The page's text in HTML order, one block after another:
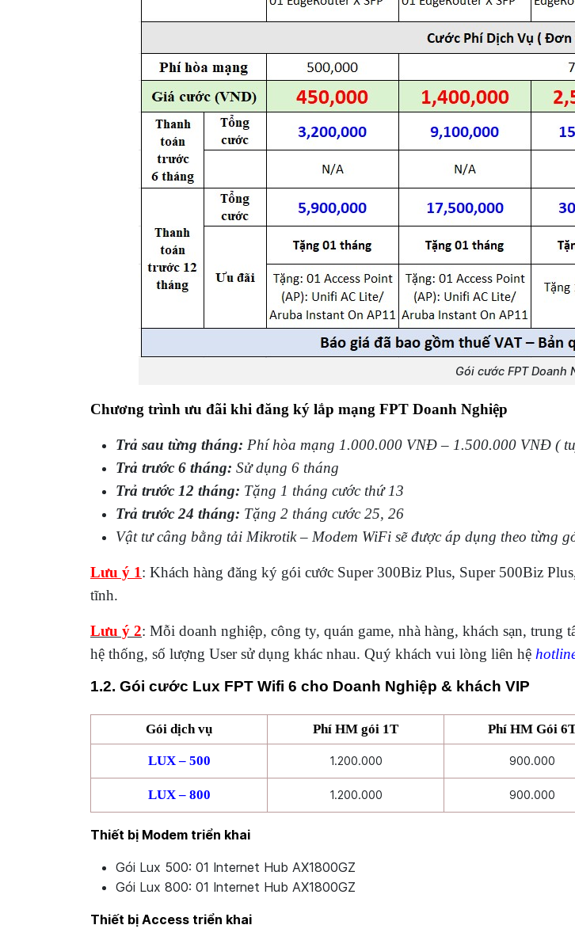
Gói cước FPT Doanh
Chương trình ưu đãi khi đăng ký lắp mạng FPT Doanh Nghiệp
Trả sau từng tháng: Phí hòa mạng 1.000.000 VNĐ – 1.500.000 VNĐ (
Trả trước 6 tháng: Sử dụng 6 tháng
Trả trước 12 tháng: Tặng 1 tháng cước thứ 13
Trả trước 24 tháng: Tặng 2 tháng cước 25, 26
Vật tư câng bằng tải Mikrotik – Modem WiFi sẽ được áp dụng theo từng
Lưu ý 1: Khách hàng đăng ký gói cước Super 300Biz Plus, Super 500Biz
tĩnh.
Lưu ý 2: Mỗi doanh nghiệp, công ty, quán game, nhà hàng, khách sạn,
hệ thống, số lượng User sử dụng khác nhau. Quý khách vui lòng liên hệ
1.2. Gói cước Lux FPT Wifi 6 cho Doanh Nghiệp & khách VIP
Gói dịch vụ Phí HM gói 1T Phí HM Gói
LUX – 500 1.200.000 900.000
LUX – 800 1.200.000 900.000
Thiết bị Modem triển khai
Gói Lux 500: 01 Internet Hub AX1800GZ
Gói Lux 800: 01 Internet Hub AX1800GZ
Thiết bị Access triển khai